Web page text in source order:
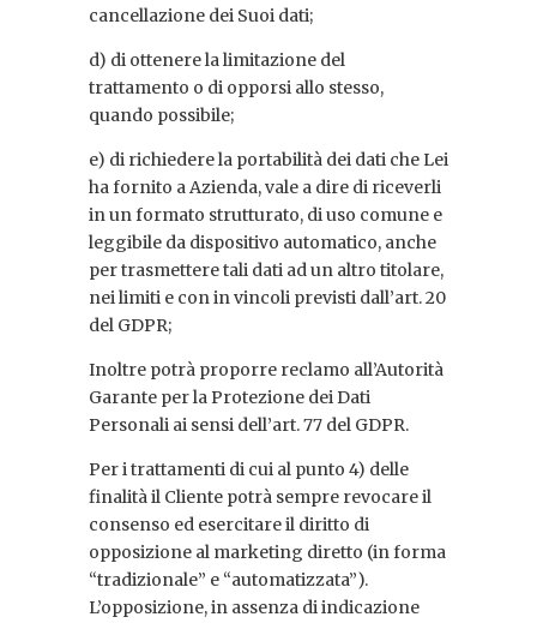
cancellazione dei Suoi dati;
d) di ottenere la limitazione del
trattamento o di opporsi allo stesso,
quando possibile;
e) di richiedere la portabilità dei dati che Lei
ha fornito a Azienda, vale a dire di riceverli
in un formato strutturato, di uso comune e
leggibile da dispositivo automatico, anche
per trasmettere tali dati ad un altro titolare,
nei limiti e con in vincoli previsti dall’art. 20
del GDPR;
Inoltre potrà proporre reclamo all’Autorità
Garante per la Protezione dei Dati
Personali ai sensi dell’art. 77 del GDPR.
Per i trattamenti di cui al punto 4) delle
finalità il Cliente potrà sempre revocare il
consenso ed esercitare il diritto di
opposizione al marketing diretto (in forma
“tradizionale” e “automatizzata”).
L’opposizione, in assenza di indicazione